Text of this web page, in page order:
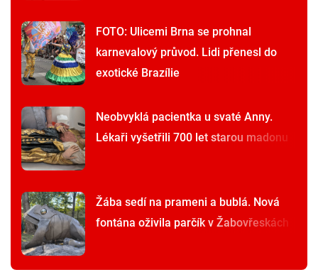
FOTO: Ulicemi Brna se prohnal
karnevalový průvod. Lidi přenesl do
exotické Brazílie
Neobvyklá pacientka u svaté Anny.
Lékaři vyšetřili 700 let starou madonu
Žába sedí na prameni a bublá. Nová
fontána oživila parčík v Žabovřeskách